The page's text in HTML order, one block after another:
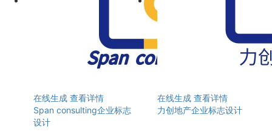
在线生成 查看详情
Span consulting企业标志
设计
在线生成 查看详情
力创地产企业标志设计